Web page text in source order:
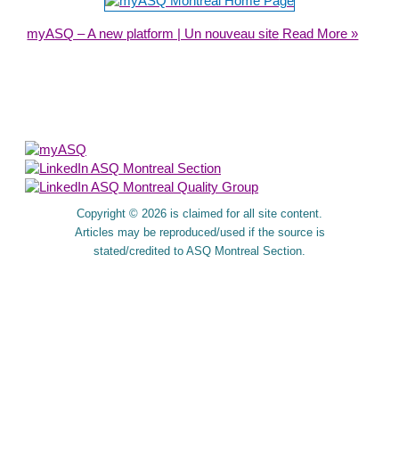
myASQ – A new platform | Un nouveau site Read More »
Copyright © 2026 is claimed for all site content.
Articles may be reproduced/used if the source is
stated/credited to ASQ Montreal Section.